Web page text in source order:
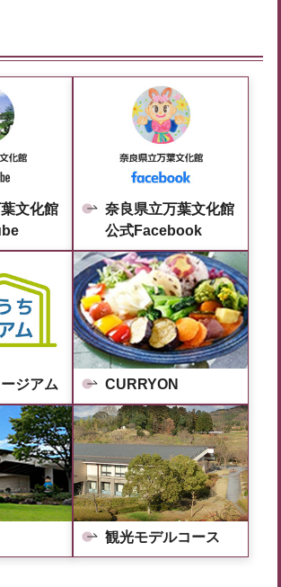
文化館
奈良県立万葉文化館
公式Facebook
ジアム CURRYON
観光モデルコース